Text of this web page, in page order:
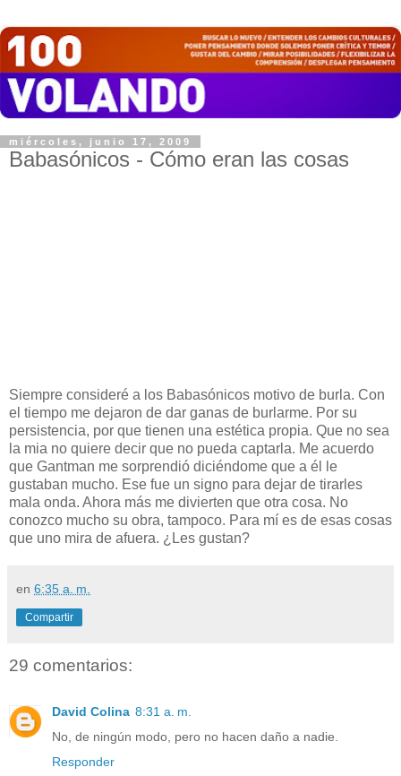
miércoles, junio 17, 2009
Babasónicos - Cómo eran las cosas
Siempre consideré a los Babasónicos motivo de burla. Con
el tiempo me dejaron de dar ganas de burlarme. Por su
persistencia, por que tienen una estética propia. Que no sea
la mia no quiere decir que no pueda captarla. Me acuerdo
que Gantman me sorprendió diciéndome que a él le
gustaban mucho. Ese fue un signo para dejar de tirarles
mala onda. Ahora más me divierten que otra cosa. No
conozco mucho su obra, tampoco. Para mí es de esas cosas
que uno mira de afuera. ¿Les gustan?
en 6:35 a. m.
Compartir
29 comentarios:
David Colina 8:31 a. m.
No, de ningún modo, pero no hacen daño a nadie.
Responder